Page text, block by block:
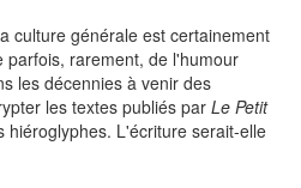
culture générale est certainement
parfois, rarement, de l'humour
les décennies à venir des
les textes publiés par Le Petit
hiéroglyphes. L'écriture serait-elle